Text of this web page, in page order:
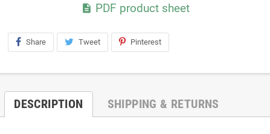
 PDF product sheet
Share Tweet Pinterest
DESCRIPTION SHIPPING & RETURNS